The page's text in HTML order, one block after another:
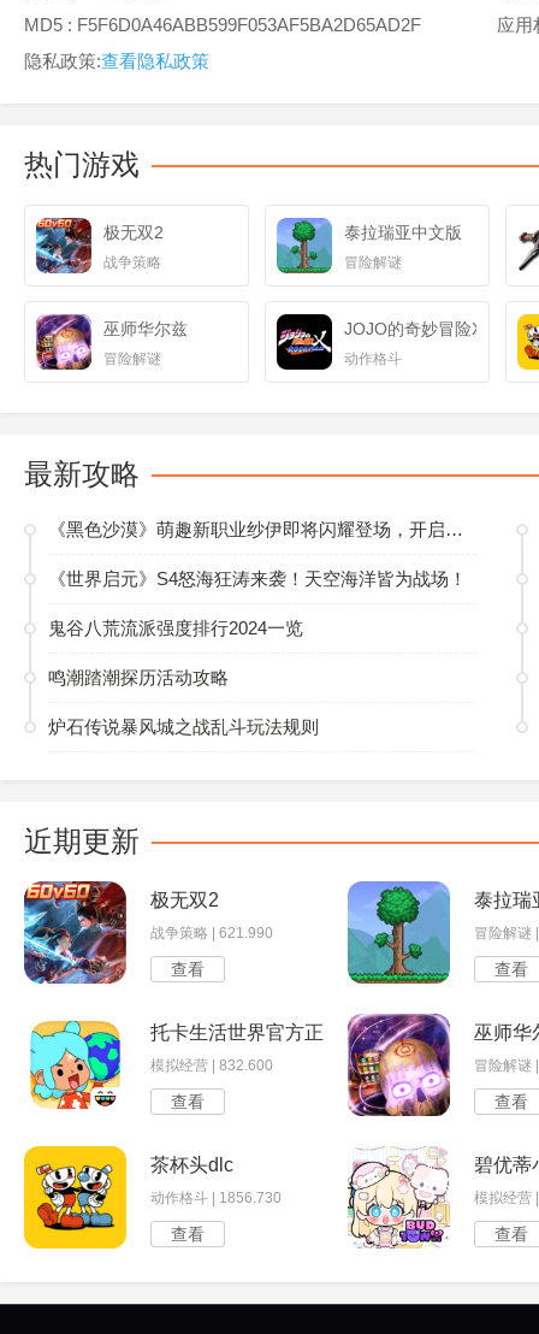
MD5 : F5F6D0A46ABB599F053AF5BA2D65AD2F
应
隐私政策:查看隐私政策
热门游戏
极无双2
战争策略
泰拉瑞亚中文版
冒险解谜
巫师华尔兹
冒险解谜
JOJO的奇妙冒险X迪亚哥
动作格斗
最新攻略
《黑色沙漠》萌趣新职业纱伊即将闪耀登场，开启多元玩法新篇
《世界启元》S4怒海狂涛来袭！天空海洋皆为战场！
鬼谷八荒流派强度排行2024一览
鸣潮踏潮探历活动攻略
炉石传说暴风城之战乱斗玩法规则
近期更新
极无双2
战争策略 | 621.990
查看
泰拉瑞
冒险解谜
查看
托卡生活世界官方正版
模拟经营 | 832.600
查看
巫师华
冒险解谜
查看
茶杯头dlc
动作格斗 | 1856.730
查看
碧优蒂
模拟经营
查看